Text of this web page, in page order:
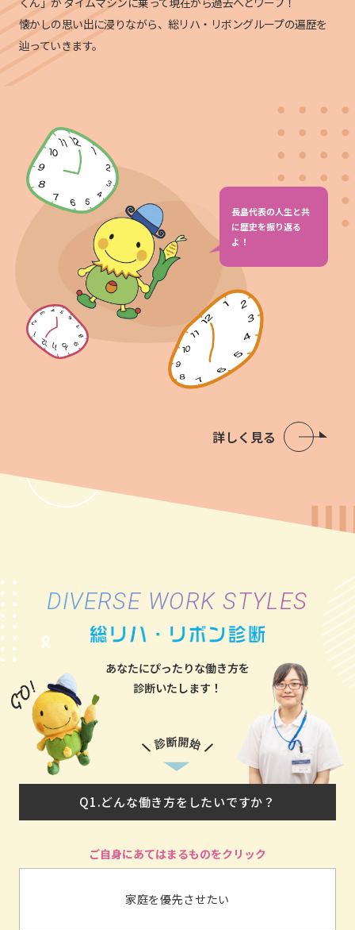
懐かしの思い出に浸りながら、総リハ・リボングループの遍歴を
辿っていきます。
詳しく見る
長島代表の人生と共
に歴史を振り返る
よ！
DIVERSE WORK STYLES
あなたにぴったりな働き方を
診断いたします！
Q1.どんな働き方をしたいですか？
家庭を優先させたい